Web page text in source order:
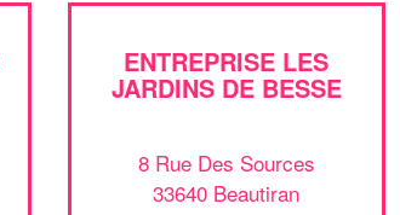
ENTREPRISE LES
JARDINS DE BESSE
8 Rue Des Sources
33640 Beautiran